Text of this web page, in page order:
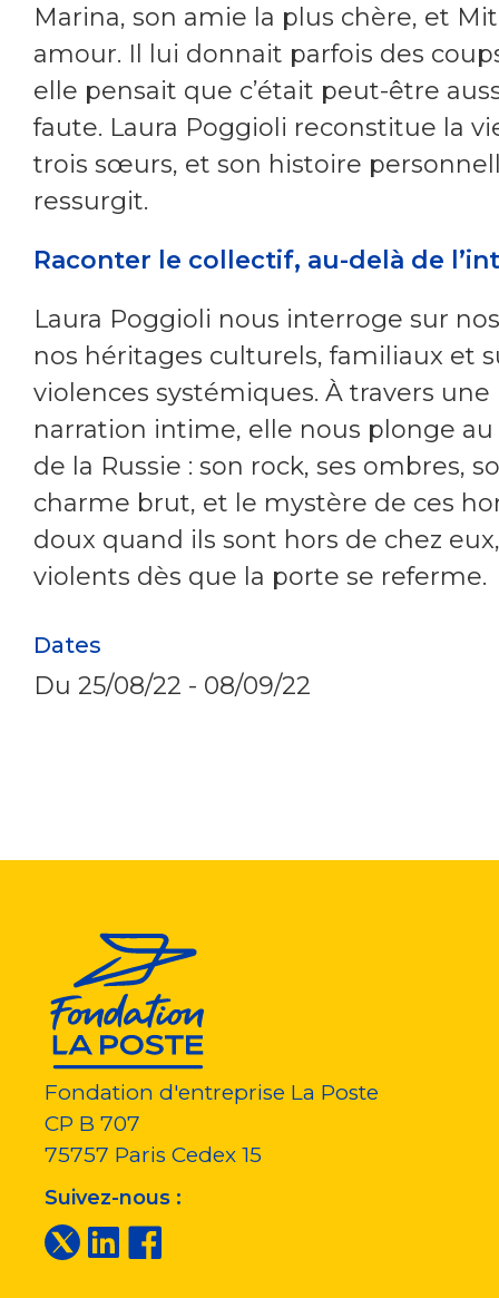
Marina, son amie la plus chère, et
amour. Il lui donnait parfois des
elle pensait que c’était peut-être
faute. Laura Poggioli reconstitue la
trois sœurs, et son histoire
ressurgit.
Raconter le collectif, au-delà de
Laura Poggioli nous interroge sur
nos héritages culturels, familiaux et
violences systémiques. À travers une
narration intime, elle nous plonge
de la Russie : son rock, ses ombres,
charme brut, et le mystère de ces
doux quand ils sont hors de chez eux,
violents dès que la porte se referme.
Dates
Du 25/08/22 - 08/09/22
Fondation d'entreprise La Poste
CP B 707
75757 Paris Cedex 15
Suivez-nous :